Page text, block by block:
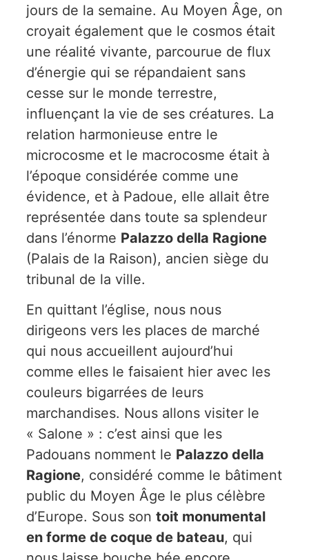
jours de la semaine. Au Moyen Âge, on
croyait également que le cosmos était
une réalité vivante, parcourue de flux
d’énergie qui se répandaient sans
cesse sur le monde terrestre,
influençant la vie de ses créatures. La
relation harmonieuse entre le
microcosme et le macrocosme était à
l’époque considérée comme une
évidence, et à Padoue, elle allait être
représentée dans toute sa splendeur
dans l’énorme Palazzo della Ragione
(Palais de la Raison), ancien siège du
tribunal de la ville.
En quittant l’église, nous nous
dirigeons vers les places de marché
qui nous accueillent aujourd’hui
comme elles le faisaient hier avec les
couleurs bigarrées de leurs
marchandises. Nous allons visiter le
« Salone » : c’est ainsi que les
Padouans nomment le Palazzo della
Ragione, considéré comme le bâtiment
public du Moyen Âge le plus célèbre
d’Europe. Sous son toit monumental
en forme de coque de bateau, qui